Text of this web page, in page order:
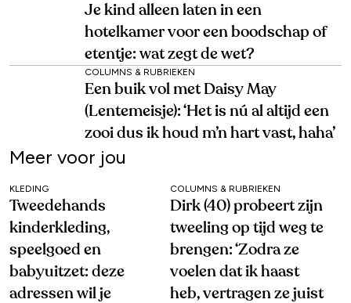
Je kind alleen laten in een
hotelkamer voor een boodschap of
etentje: wat zegt de wet?
COLUMNS & RUBRIEKEN
Een buik vol met Daisy May
(Lentemeisje): ‘Het is nú al altijd een
zooi dus ik houd m’n hart vast, haha’
Meer voor jou
KLEDING
Tweedehands
kinderkleding,
speelgoed en
babyuitzet: deze
adressen wil je
COLUMNS & RUBRIEKEN
Dirk (40) probeert zijn
tweeling op tijd weg te
brengen: ‘Zodra ze
voelen dat ik haast
heb, vertragen ze juist